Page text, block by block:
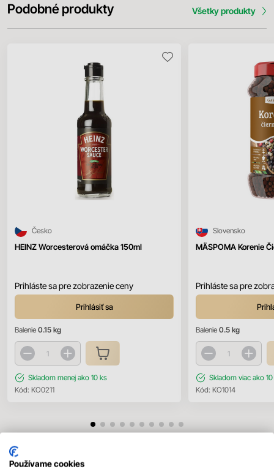
Podobné produkty Všetky produkty
HEINZ Worcesterová omáčka 150ml
Česko
Prihláste sa pre zobrazenie ceny
Prihlásiť sa
Balenie 0.15 kg
Skladom menej ako 10 ks
Kód: KO0211
MÄSPOMA Korenie
Slovensko
Prihláste sa pre
Balenie 0.5 kg
Skladom viac ako
Kód: KO1014
Používame cookies